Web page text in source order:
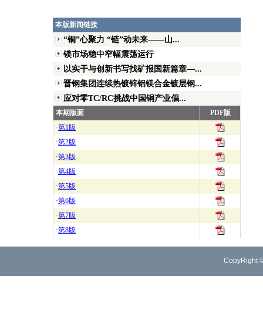
本版新闻链接
“铜”心聚力 “链”动未来——山...
镁市场稳中窄幅震荡运行
以实干与创新书写找矿报国新篇章—...
晋钢集团连续热镀锌铝镁合金镀层钢...
应对零TC/RC挑战中国铜产业倡...
本期版面
PDF版
·第1版
·第2版
·第3版
·第4版
·第5版
·第6版
·第7版
·第8版
CopyRight